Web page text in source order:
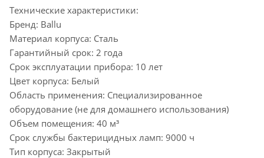
Технические характеристики:
Бренд: Ballu
Материал корпуса: Сталь
Гарантийный срок: 2 года
Срок эксплуатации прибора: 10 лет
Цвет корпуса: Белый
Область применения: Специализированное
оборудование (не для домашнего использования)
Объем помещения: 40 м³
Срок службы бактерицидных ламп: 9000 ч
Тип корпуса: Закрытый